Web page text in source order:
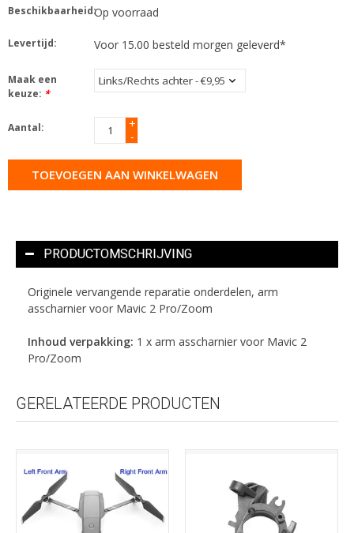
Beschikbaarheid:Op voorraad
Levertijd: Voor 15.00 besteld morgen geleverd*
Maak een
keuze: *
Aantal:
+
-
TOEVOEGEN AAN WINKELWAGEN
PRODUCTOMSCHRIJVING
Originele vervangende reparatie onderdelen, arm
asscharnier voor Mavic 2 Pro/Zoom
Inhoud verpakking: 1 x arm asscharnier voor Mavic 2
Pro/Zoom
GERELATEERDE PRODUCTEN